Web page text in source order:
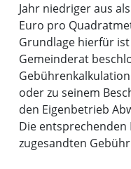
Jahr niedriger aus
Euro pro
Grundlage hierfür
Gemeinderat
oder zu seinem
den Eigenbetrieb
Die
zugesandten